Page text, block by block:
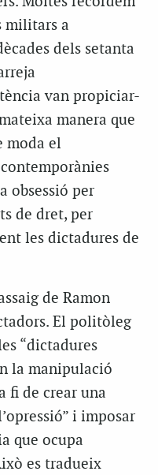
militars a
dels setanta
van propiciar-
manera que
moda el
obsessió per
de dret, per
les dictadures de
de Ramon
El politòleg
“dictadures
la manipulació
fi de crear una
i imposar
que ocupa
es tradueix